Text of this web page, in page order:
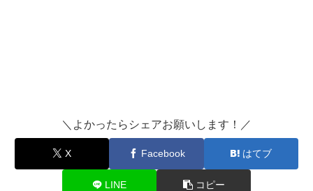
＼よかったらシェアお願いします！／
X Facebook はてブ
LINE コピー